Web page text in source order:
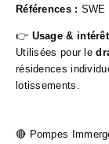
Références : SWE
👉 Usage &
Utilisées pour le
résidences
lotissements.
🔴 Pompes